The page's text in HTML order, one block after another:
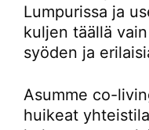
Lumpurissa ja
kuljen täällä
syöden ja
Asumme co-
huikeat